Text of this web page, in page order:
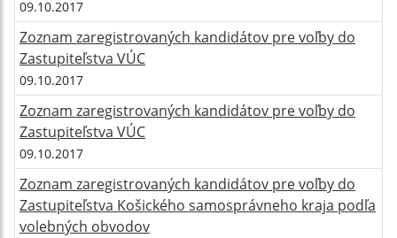
09.10.2017
Zoznam zaregistrovaných kandidátov pre voľby do
Zastupiteľstva VÚC
09.10.2017
Zoznam zaregistrovaných kandidátov pre voľby do
Zastupiteľstva VÚC
09.10.2017
Zoznam zaregistrovaných kandidátov pre voľby do
Zastupiteľstva Košického samosprávneho kraja podľa
volebných obvodov